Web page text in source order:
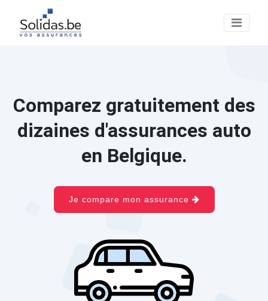
Comparez gratuitement des
dizaines d'assurances auto
en Belgique.
Je compare mon assurance